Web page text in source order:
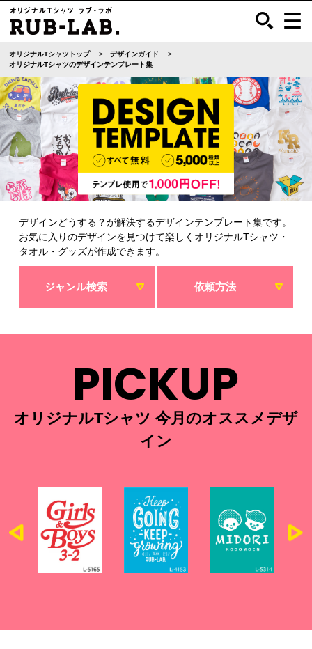
オリジナルTシャツトップ
デザインガイド
オリジナルTシャツのデザインテンプレート集
デザインどうする？が解決するデザインテンプレート集です。
お気に入りのデザインを見つけて楽しくオリジナルTシャツ・
タオル・グッズが作成できます。
ジャンル検索 依頼方法
PICKUP
オリジナルTシャツ 今月のオススメデザ
イン